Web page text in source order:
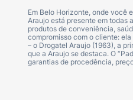
Em Belo Horizonte, onde você
Araujo está presente em todas
produtos de conveniência,
compromisso com o cliente:
– o Drogatel Araujo (1963), a
que a Araujo se destaca. O
garantias de procedência,